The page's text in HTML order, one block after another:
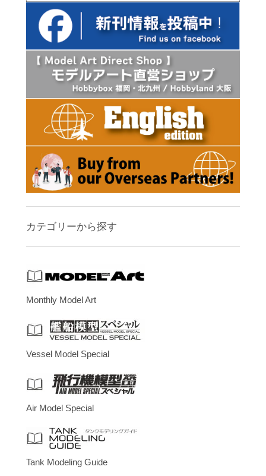
カテゴリーから探す
Monthly Model Art
Vessel Model Special
Air Model Special
Tank Modeling Guide